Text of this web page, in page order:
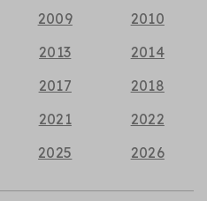
2009
2010
2013
2014
2017
2018
2021
2022
2025 2026